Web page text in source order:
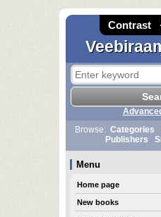
Contrast
Browse: Categories
Publishers
Menu
Home page
New books